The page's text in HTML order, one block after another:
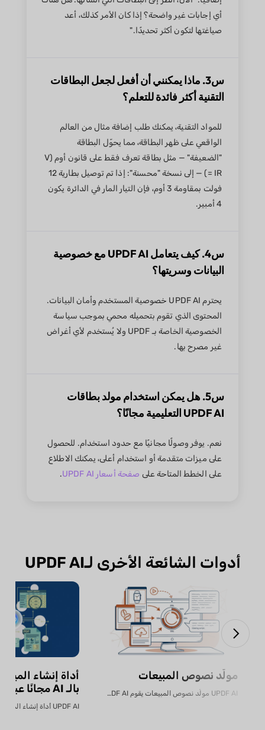
أي إجابات غير واضحة؟ إذا كان الأمر كذلك، أعد
صياغتها لتكون أكثر تحديدًا."
س3. ماذا يمكنني أن أفعل لجعل البطاقات
التقنية أكثر فائدة للتعلم؟
للمواد التقنية، يمكنك طلب إضافة مثال من العالم
الواقعي على ظهر البطاقة، مما يحوّل البطاقة
"الضعيفة" — مثل بطاقة تعرف فقط على قانون أوم (V
= IR) — إلى نسخة "محسنة": إذا تم توصيل بطارية 12
فولت بمقاومة 3 أوم، فإن التيار المار في الدائرة يكون
4 أمبير.
س4. كيف يتعامل UPDF AI مع خصوصية
البيانات وسريتها؟
يحترم UPDF AI خصوصية المستخدم وأمان البيانات.
المحتوى الذي تقوم بتحميله محمي بموجب سياسة
الخصوصية الخاصة بـ UPDF ولا يُستخدم لأي أغراض
غير مصرح بها.
س5. هل يمكن استخدام مولد بطاقات
UPDF AI التعليمية مجانًا؟
نعم. يوفر وصولًا مجانيًا مع حدود استخدام. للحصول
على ميزات متقدمة أو استخدام أعلى، يمكنك الاطلاع
على الخطط المتاحة على صفحة أسعار UPDF AI .
أدوات الشائعة الأخرى لـUPDF AI
مولّد نصوص المبيعات
UPDF AI مولّد نصوص المبيعات يقوم UPDF AI بتحويل...
أداة إنشاء
بالـ AI مجانًا عبر الإنترنت